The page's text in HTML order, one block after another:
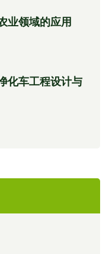
业领域的应用
化车工程设计与